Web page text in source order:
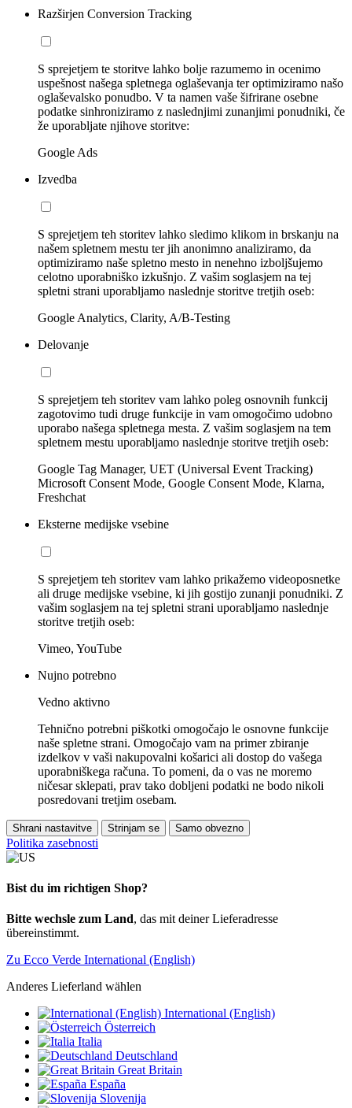
Razširjen Conversion Tracking
S sprejetjem te storitve lahko bolje razumemo in ocenimo
uspešnost našega spletnega oglaševanja ter optimiziramo našo
oglaševalsko ponudbo. V ta namen vaše šifrirane osebne
podatke sinhroniziramo z naslednjimi zunanjimi ponudniki, če
že uporabljate njihove storitve:
Google Ads
Izvedba
S sprejetjem teh storitev lahko sledimo klikom in brskanju na
našem spletnem mestu ter jih anonimno analiziramo, da
optimiziramo naše spletno mesto in nenehno izboljšujemo
celotno uporabniško izkušnjo. Z vašim soglasjem na tej
spletni strani uporabljamo naslednje storitve tretjih oseb:
Google Analytics, Clarity, A/B-Testing
Delovanje
S sprejetjem teh storitev vam lahko poleg osnovnih funkcij
zagotovimo tudi druge funkcije in vam omogočimo udobno
uporabo našega spletnega mesta. Z vašim soglasjem na tem
spletnem mestu uporabljamo naslednje storitve tretjih oseb:
Google Tag Manager, UET (Universal Event Tracking)
Microsoft Consent Mode, Google Consent Mode, Klarna,
Freshchat
Eksterne medijske vsebine
S sprejetjem teh storitev vam lahko prikažemo videoposnetke
ali druge medijske vsebine, ki jih gostijo zunanji ponudniki. Z
vašim soglasjem na tej spletni strani uporabljamo naslednje
storitve tretjih oseb:
Vimeo, YouTube
Nujno potrebno
Vedno aktivno
Tehnično potrebni piškotki omogočajo le osnovne funkcije
naše spletne strani. Omogočajo vam na primer zbiranje
izdelkov v vaši nakupovalni košarici ali dostop do vašega
uporabniškega računa. To pomeni, da o vas ne moremo
ničesar sklepati, prav tako dobljeni podatki ne bodo nikoli
posredovani tretjim osebam.
Shrani nastavitve Strinjam se Samo obvezno
Politika zasebnosti
Bist du im richtigen Shop?
Bitte wechsle zum Land, das mit deiner Lieferadresse
übereinstimmt.
Zu Ecco Verde International (English)
Anderes Lieferland wählen
International (English)
Österreich
Italia
Deutschland
Great Britain
España
Slovenija